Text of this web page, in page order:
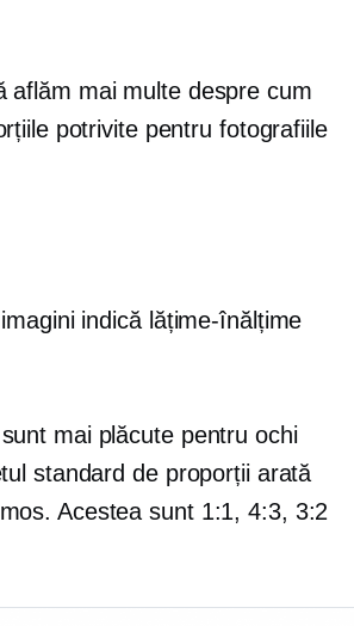
aflăm mai multe despre cum
potrivite pentru fotografiile
indică lățime-înălțime
mai plăcute pentru ochi
standard de proporții arată
Acestea sunt 1:1, 4:3, 3:2